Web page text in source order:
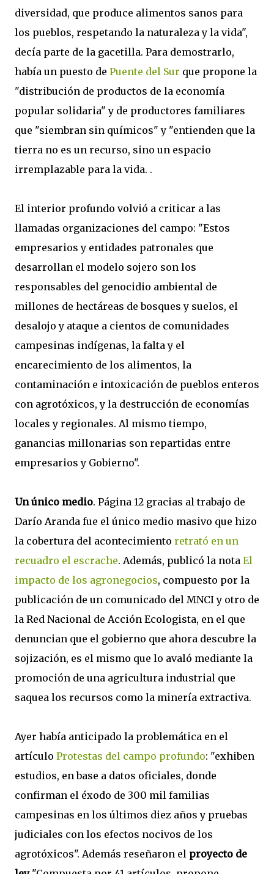
diversidad, que produce alimentos sanos para
los pueblos, respetando la naturaleza y la vida",
decía parte de la gacetilla. Para demostrarlo,
había un puesto de Puente del Sur que propone la
"distribución de productos de la economía
popular solidaria" y de productores familiares
que "siembran sin químicos" y "entienden que la
tierra no es un recurso, sino un espacio
irremplazable para la vida. .
El interior profundo volvió a criticar a las
llamadas organizaciones del campo: "Estos
empresarios y entidades patronales que
desarrollan el modelo sojero son los
responsables del genocidio ambiental de
millones de hectáreas de bosques y suelos, el
desalojo y ataque a cientos de comunidades
campesinas indígenas, la falta y el
encarecimiento de los alimentos, la
contaminación e intoxicación de pueblos enteros
con agrotóxicos, y la destrucción de economías
locales y regionales. Al mismo tiempo,
ganancias millonarias son repartidas entre
empresarios y Gobierno".
Un único medio. Página 12 gracias al trabajo de
Darío Aranda fue el único medio masivo que hizo
la cobertura del acontecimiento retrató en un
recuadro el escrache. Además, publicó la nota El
impacto de los agronegocios, compuesto por la
publicación de un comunicado del MNCI y otro de
la Red Nacional de Acción Ecologista, en el que
denuncian que el gobierno que ahora descubre la
sojización, es el mismo que lo avaló mediante la
promoción de una agricultura industrial que
saquea los recursos como la minería extractiva.
Ayer había anticipado la problemática en el
artículo Protestas del campo profundo: "exhiben
estudios, en base a datos oficiales, donde
confirman el éxodo de 300 mil familias
campesinas en los últimos diez años y pruebas
judiciales con los efectos nocivos de los
agrotóxicos". Además reseñaron el proyecto de